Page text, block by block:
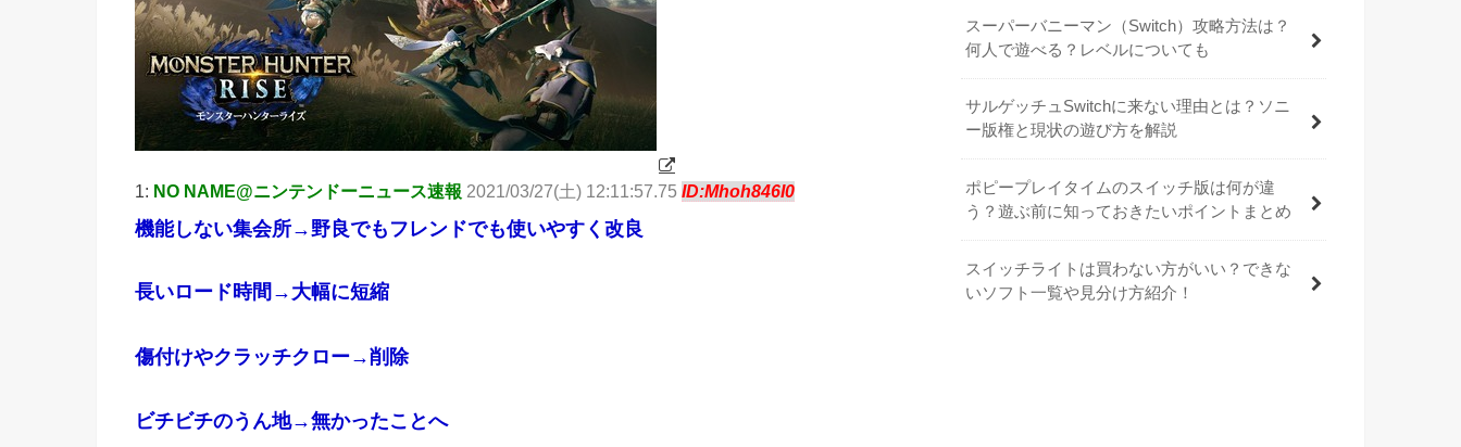
1: NO NAME@ニンテンドーニュース速報 2021/03/27(土) 12:11:57.75 ID:Mhoh846I0
機能しない集会所→野良でもフレンドでも使いやすく改良
長いロード時間→大幅に短縮
傷付けやクラッチクロー→削除
ビチビチのうん地→無かったことへ
スーパーバニーマン（Switch）攻略方法は？
何人で遊べる？レベルについても
サルゲッチュSwitchに来ない理由とは？ソニ
ー版権と現状の遊び方を解説
ポピープレイタイムのスイッチ版は何が違
う？遊ぶ前に知っておきたいポイントまとめ
スイッチライトは買わない方がいい？できな
いソフト一覧や見分け方紹介！